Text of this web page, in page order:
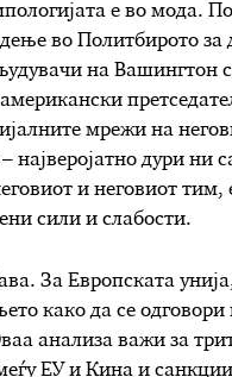
е во мода.
во Политбирото за
на Вашингтон
мрежи на
најверојатно дури ни
и неговиот
сили и слабости.
За Европската
како да се одговори
анализа важи за
ЕУ и Кина и